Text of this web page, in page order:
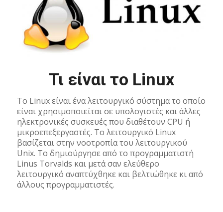
Τι είναι το Linux
Το Linux είναι ένα λειτουργικό σύστημα το οποίο
είναι χρησιμοποιείται σε υπολογιστές και άλλες
ηλεκτρονικές συσκευές που διαθέτουν CPU ή
μικροεπεξεργαστές. Το λειτουργικό Linux
βασίζεται στην νοοτροπία του λειτουργικού
Unix. Το δημιούργησε από το προγραμματιστή
Linus Torvalds και μετά σαν ελεύθερο
λειτουργικό αναπτύχθηκε και βελτιώθηκε κι από
άλλους προγραμματιστές.